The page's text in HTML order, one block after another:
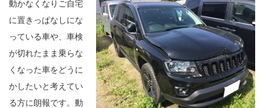
動かなくなりご自宅
に置きっぱなしにな
っている車や、車検
が切れたまま乗らな
くなった車をどうに
かしたいと考えてい
る方に朗報です。動